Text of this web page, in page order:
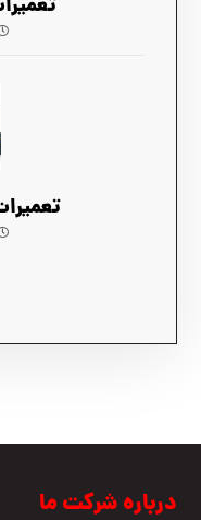
درباره شرکت ما